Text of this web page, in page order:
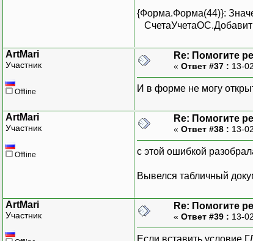
{Форма.Форма(44)}:
ArtMari
Участник
Offline
Re: Помогите
« Ответ #37 : 13-
И в форме не могу
ArtMari
Участник
Offline
Re: Помогите
« Ответ #38 : 13-
с этой ошибкой
Вывелся табличный
ArtMari
Участник
Re: Помогите
« Ответ #39 : 13-
Если вставить условие